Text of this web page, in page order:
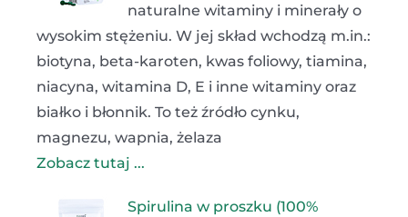
naturalne witaminy i minerały o
wysokim stężeniu. W jej skład wchodzą m.in.:
biotyna, beta-karoten, kwas foliowy, tiamina,
niacyna, witamina D, E i inne witaminy oraz
białko i błonnik. To też źródło cynku,
magnezu, wapnia, żelaza
Zobacz tutaj ...
Spirulina w proszku (100%